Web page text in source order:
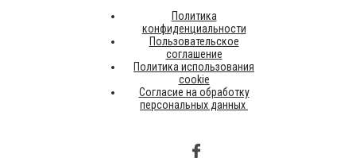
Политика
конфиденциальности
Пользовательское
соглашение
Политика использования
cookie
Согласие на обработку
персональных данных